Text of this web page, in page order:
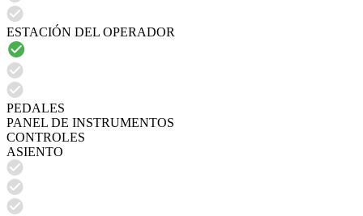
ESTACIÓN DEL OPERADOR
PEDALES
PANEL DE INSTRUMENTOS
CONTROLES
ASIENTO